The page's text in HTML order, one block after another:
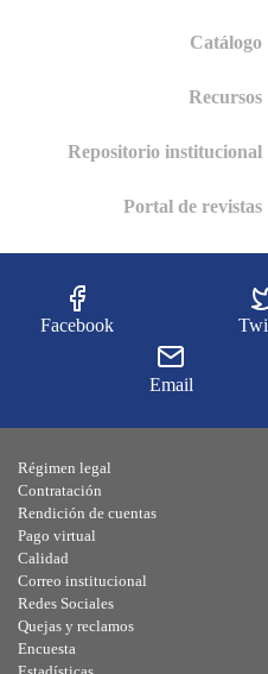
Catálogo
Recursos
Repositorio institucional
Portal de revistas
Facebook
Email
Régimen legal
Contratación
Rendición de cuentas
Pago virtual
Calidad
Correo institucional
Redes Sociales
Quejas y reclamos
Encuesta